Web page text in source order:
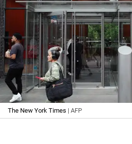
The New York Times | AFP